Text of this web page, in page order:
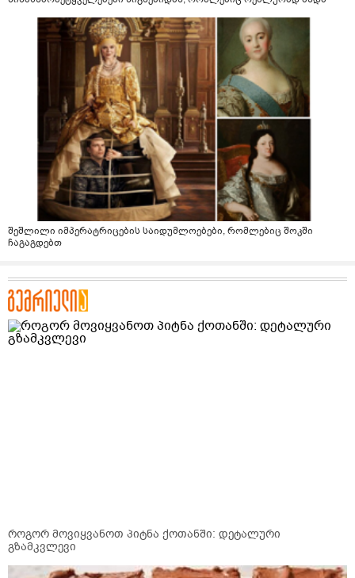
შეშლილი იმპერატრიცების საიდუმლოებები, რომლებიც შოკში
ჩაგაგდებთ
როგორ მოვიყვანოთ პიტნა ქოთანში: დეტალური
გზამკვლევი